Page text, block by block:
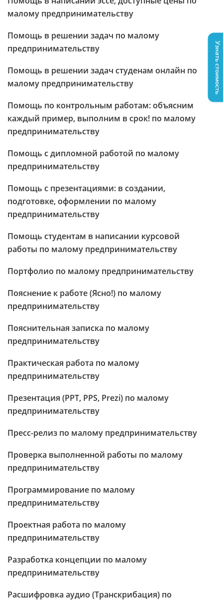
малому предпринимательству
Помощь в решении задач по малому
предпринимательству
Помощь в решении задач студенам онлайн по
малому предпринимательству
Помощь по контрольным работам: объясним
каждый пример, выполним в срок! по малому
предпринимательству
Помощь с дипломной работой по малому
предпринимательству
Помощь с презентациями: в создании,
подготовке, оформлении по малому
предпринимательству
Помощь студентам в написании курсовой
работы по малому предпринимательству
Портфолио по малому предпринимательству
Пояснение к работе (Ясно!) по малому
предпринимательству
Пояснительная записка по малому
предпринимательству
Практическая работа по малому
предпринимательству
Презентация (PPT, PPS, Prezi) по малому
предпринимательству
Пресс-релиз по малому предпринимательству
Проверка выполненной работы по малому
предпринимательству
Программирование по малому
предпринимательству
Проектная работа по малому
предпринимательству
Разработка концепции по малому
предпринимательству
Расшифровка аудио (Транскрибация) по
Узнать стоимость